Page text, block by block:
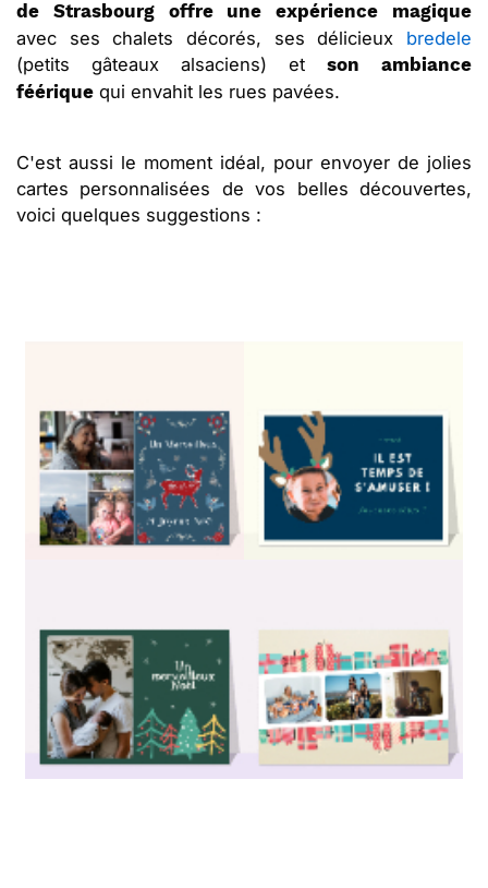
de Strasbourg offre une expérience magique
avec ses chalets décorés, ses délicieux bredele
(petits gâteaux alsaciens) et son ambiance
féérique qui envahit les rues pavées.
C'est aussi le moment idéal, pour envoyer de jolies
cartes personnalisées de vos belles découvertes,
voici quelques suggestions :